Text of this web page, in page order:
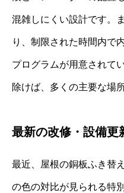
混雑しにくい設計です。
り、制限された時間内で
プログラムが用意されて
除けば、多くの主要な場
最新の改修・設備更
最近、屋根の銅板ふき替
の色の対比が見られる特